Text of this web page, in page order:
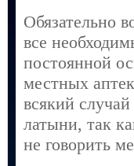
Обязательно
все
постоянной
местных
всякий
латыни, так
не говорить